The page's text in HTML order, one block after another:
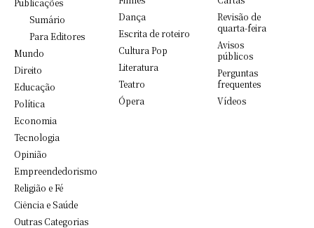
Sumário
Para Editores
Mundo
Direito
Educação
Política
Economia
Tecnologia
Opinião
Empreendedorismo
Religião e Fé
Ciência e Saúde
Outras Categorias
Dança
Escrita de roteiro
Cultura Pop
Literatura
Teatro
Ópera
Revisão de
quarta-feira
Avisos
públicos
Perguntas
frequentes
Vídeos